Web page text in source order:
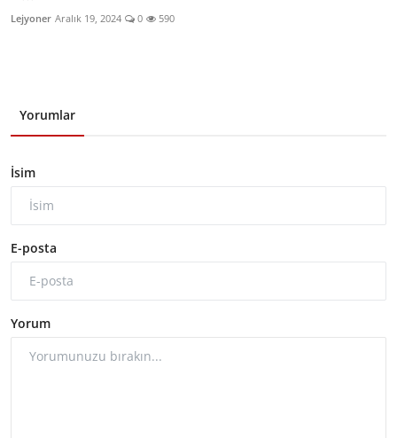
Lejyoner Aralık 19, 2024 0 590
Yorumlar
İsim
E-posta
Yorum